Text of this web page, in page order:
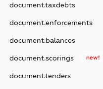
document.taxdebts
document.enforcements
document.balances
document.scorings new!
document.tenders